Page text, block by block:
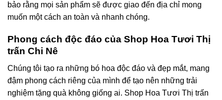
bảo rằng mọi sản phẩm sẽ được giao đến địa chỉ mong
muốn một cách an toàn và nhanh chóng.
Phong cách độc đáo của Shop Hoa Tươi Thị
trấn Chi Nê
Chúng tôi tạo ra những bó hoa độc đáo và đẹp mắt, mang
đậm phong cách riêng của mình để tạo nên những trải
nghiệm tặng quà không giống ai. Shop Hoa Tươi Thị trấn